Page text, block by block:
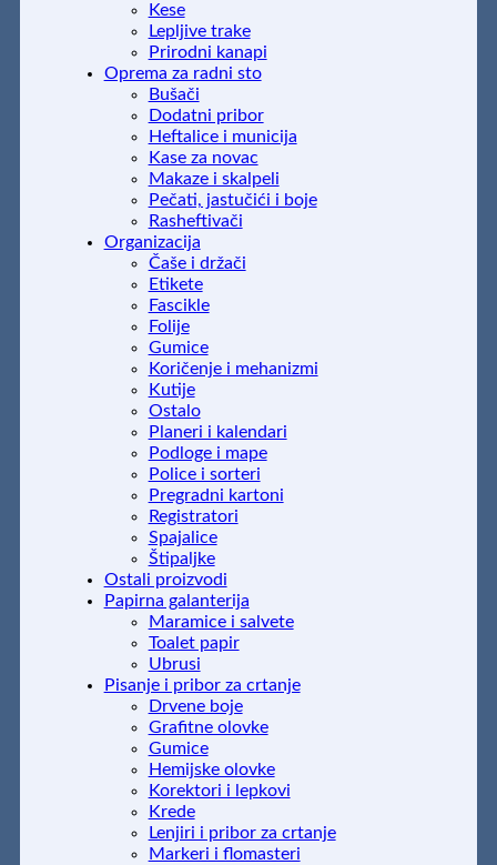
Kese
Lepljive trake
Prirodni kanapi
Oprema za radni sto
Bušači
Dodatni pribor
Heftalice i municija
Kase za novac
Makaze i skalpeli
Pečati, jastučići i boje
Rasheftivači
Organizacija
Čaše i držači
Etikete
Fascikle
Folije
Gumice
Koričenje i mehanizmi
Kutije
Ostalo
Planeri i kalendari
Podloge i mape
Police i sorteri
Pregradni kartoni
Registratori
Spajalice
Štipaljke
Ostali proizvodi
Papirna galanterija
Maramice i salvete
Toalet papir
Ubrusi
Pisanje i pribor za crtanje
Drvene boje
Grafitne olovke
Gumice
Hemijske olovke
Korektori i lepkovi
Krede
Lenjiri i pribor za crtanje
Markeri i flomasteri